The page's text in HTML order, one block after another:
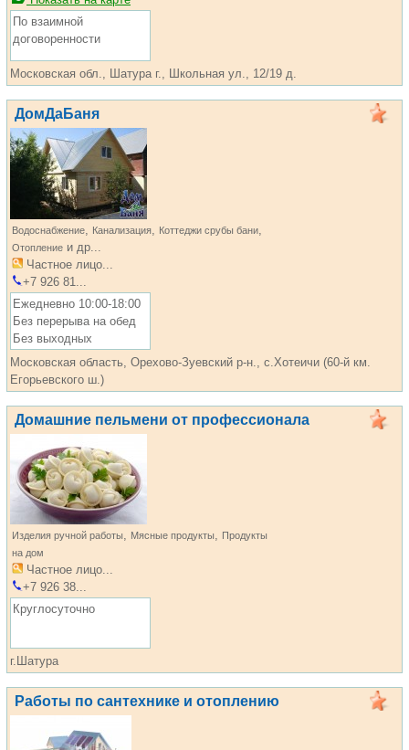
По взаимной
договоренности
Московская обл., Шатура г., Школьная ул., 12/19 д.
ДомДаБаня
Водоснабжение, Канализация, Коттеджи срубы бани,
Отопление и др...
Частное лицо...
+7 926 81...
Ежедневно 10:00-18:00
Без перерыва на обед
Без выходных
Московская область, Орехово-Зуевский р-н., с.Хотеичи (60-й км.
Егорьевского ш.)
Домашние пельмени от профессионала
Изделия ручной работы, Мясные продукты, Продукты
на дом
Частное лицо...
+7 926 38...
Круглосуточно
г.Шатура
Работы по сантехнике и отоплению